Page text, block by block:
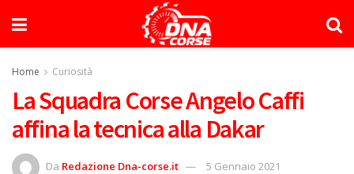
Home Curiosità
La Squadra Corse Angelo Caffi
affina la tecnica alla Dakar
Da Redazione Dna-corse.it 5 Gennaio 2021